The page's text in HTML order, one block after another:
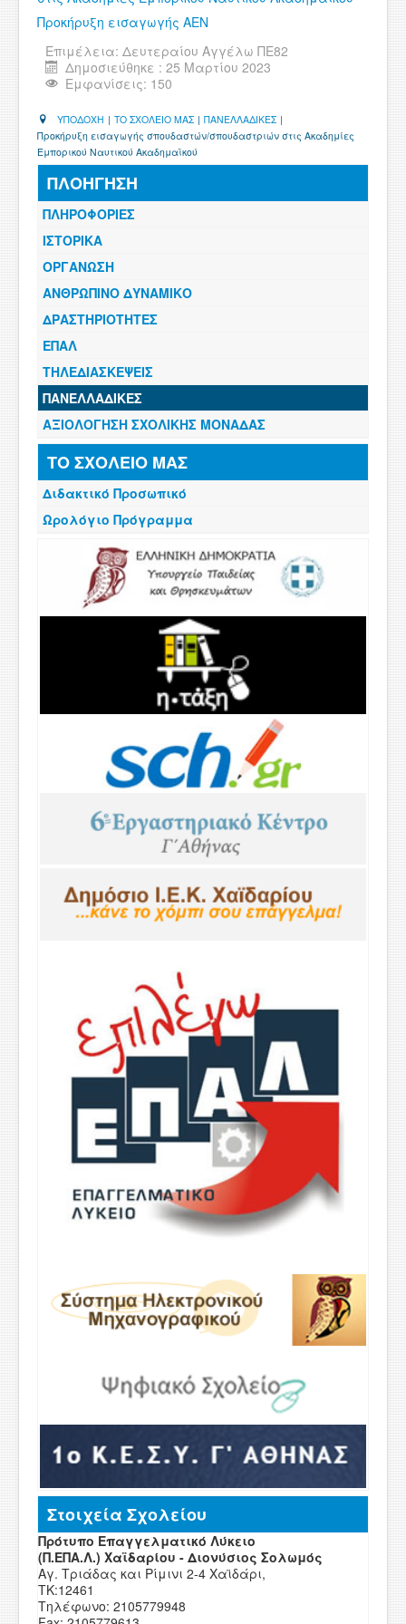
ΧΡΗΣΙΜΑ
ΕΠΙΚΟΙΝΩΝΙΑ
ΠΕΡΙΟΧΗ ΜΕΛΩΝ
Προκήρυξη εισαγωγής ΑΕΝ
Επιμέλεια: Δευτεραίου Αγγέλω ΠΕ82
Δημοσιεύθηκε : 25 Μαρτίου 2023
Εμφανίσεις: 150
ΥΠΟΔΟΧΗ | ΤΟ ΣΧΟΛΕΙΟ ΜΑΣ | ΠΑΝΕΛΛΑΔΙΚΕΣ |
Προκήρυξη εισαγωγής σπουδαστών/σπουδαστριών στις Ακαδημίες
Εμπορικού Ναυτικού Ακαδημαϊκού
ΠΛΟΗΓΗΣΗ
ΠΛΗΡΟΦΟΡΙΕΣ
ΙΣΤΟΡΙΚΑ
ΟΡΓΑΝΩΣΗ
ΑΝΘΡΩΠΙΝΟ ΔΥΝΑΜΙΚΟ
ΔΡΑΣΤΗΡΙΟΤΗΤΕΣ
ΕΠΑΛ
ΤΗΛΕΔΙΑΣΚΕΨΕΙΣ
ΠΑΝΕΛΛΑΔΙΚΕΣ
ΑΞΙΟΛΟΓΗΣΗ ΣΧΟΛΙΚΗΣ ΜΟΝΑΔΑΣ
ΤΟ ΣΧΟΛΕΙΟ ΜΑΣ
Διδακτικό Προσωπικό
Ωρολόγιο Πρόγραμμα
Στοιχεία Σχολείου
Πρότυπο Επαγγελματικό Λύκειο
(Π.ΕΠΑ.Λ.) Χαϊδαρίου - Διονύσιος Σολωμός
Αγ. Τριάδας και Ρίμινι 2-4 Χαϊδάρι,
ΤΚ:12461
Τηλέφωνο: 2105779948